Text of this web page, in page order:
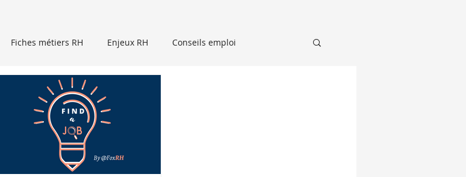
Fiches métiers RH Enjeux RH Conseils emploi
Tribune libre